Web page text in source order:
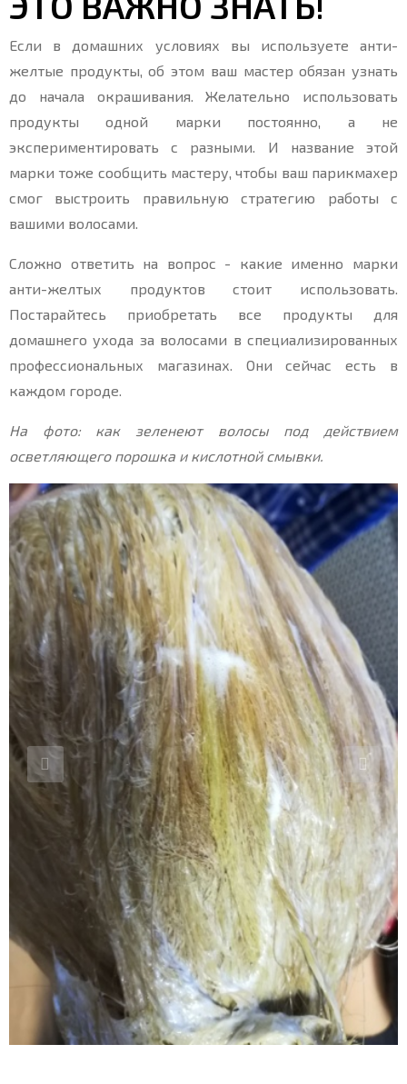
Если в домашних условиях вы используете анти-
желтые продукты, об этом ваш мастер обязан узнать
до начала окрашивания. Желательно использовать
продукты одной марки постоянно, а не
экспериментировать с разными. И название этой
марки тоже сообщить мастеру, чтобы ваш парикмахер
смог выстроить правильную стратегию работы с
вашими волосами.
Сложно ответить на вопрос - какие именно марки
анти-желтых продуктов стоит использовать.
Постарайтесь приобретать все продукты для
домашнего ухода за волосами в специализированных
профессиональных магазинах. Они сейчас есть в
каждом городе.
На фото: как зеленеют волосы под действием
осветляющего порошка и кислотной смывки.